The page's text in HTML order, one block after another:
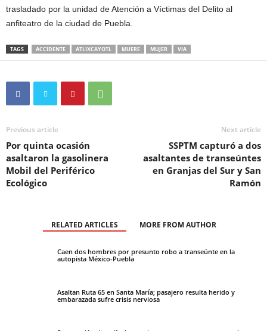
trasladado por la unidad de Atención a Víctimas del Delito al
anfiteatro de la ciudad de Puebla.
TAGS ACCIDENTE ATLIXCAYOTL MUERE MUJER VIA
Previous article
Por quinta ocasión
asaltaron la gasolinera
Mobil del Periférico
Ecológico
Next article
SSPTM capturó a dos
asaltantes de transeúntes
en Granjas del Sur y San
Ramón
RELATED ARTICLES MORE FROM AUTHOR
Caen dos hombres por presunto robo a transeúnte en la
autopista México-Puebla
Asaltan Ruta 65 en Santa María; pasajero resulta herido y
embarazada sufre crisis nerviosa